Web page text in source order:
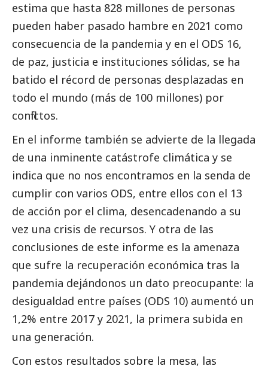
estima que hasta 828 millones de personas
pueden haber pasado hambre en 2021 como
consecuencia de la pandemia y en el ODS 16,
de paz, justicia e instituciones sólidas, se ha
batido el récord de personas desplazadas en
todo el mundo (más de 100 millones) por
conflictos.
En el informe también se advierte de la llegada
de una inminente catástrofe climática y se
indica que no nos encontramos en la senda de
cumplir con varios ODS, entre ellos con el 13
de acción por el clima, desencadenando a su
vez una crisis de recursos. Y otra de las
conclusiones de este informe es la amenaza
que sufre la recuperación económica tras la
pandemia dejándonos un dato preocupante: la
desigualdad entre países (ODS 10) aumentó un
1,2% entre 2017 y 2021, la primera subida en
una generación.
Con estos resultados sobre la mesa, las